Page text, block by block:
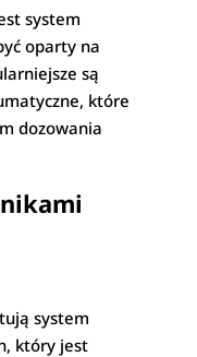
system
oparty na
są
które
dozowania
system
który jest